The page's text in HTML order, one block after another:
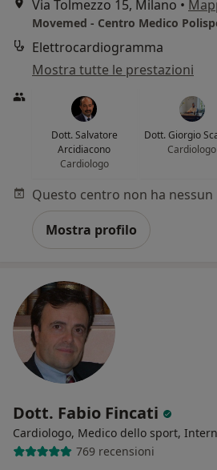
Via Tolmezzo 15, Milano •
Movemed - Centro Medico
Elettrocardiogramma
Mostra tutte le prestazioni
Dott. Salvatore
Arcidiacono
Cardiologo
Dott. Giorgio
Cardiologo
Mostra profilo
Dott. Fabio Fincati
Cardiologo, Medico dello sport,
769 recensioni